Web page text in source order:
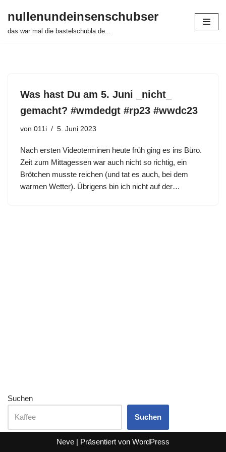
Zum
nullenundeinsenschubser
das war mal die bastelschubla.de...
Was hast Du am 5. Juni _nicht_
gemacht? #wmdedgt #rp23 #wwdc23
von 011i 5. Juni 2023
Nach ersten Videoterminen heute früh ging es ins Büro.
Zeit zum Mittagessen war auch nicht so richtig, ein
Brötchen musste reichen (und tat es auch, bei dem
warmen Wetter). Übrigens bin ich nicht auf der…
Suchen
Suchen
Neve | Präsentiert von WordPress